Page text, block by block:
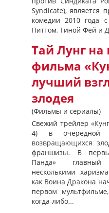
Syndicate), является
комедии 2010 года
Питтом, Тиной Фей и
Тай Лунг
фильма
лучший
злодея
(Фильмы и сериалы)
Свежий трейлер
4) в очередной
возвращающихся
франшизы. В
Панда»
несколькими
как Воина Дракона
первом
когда-либо...